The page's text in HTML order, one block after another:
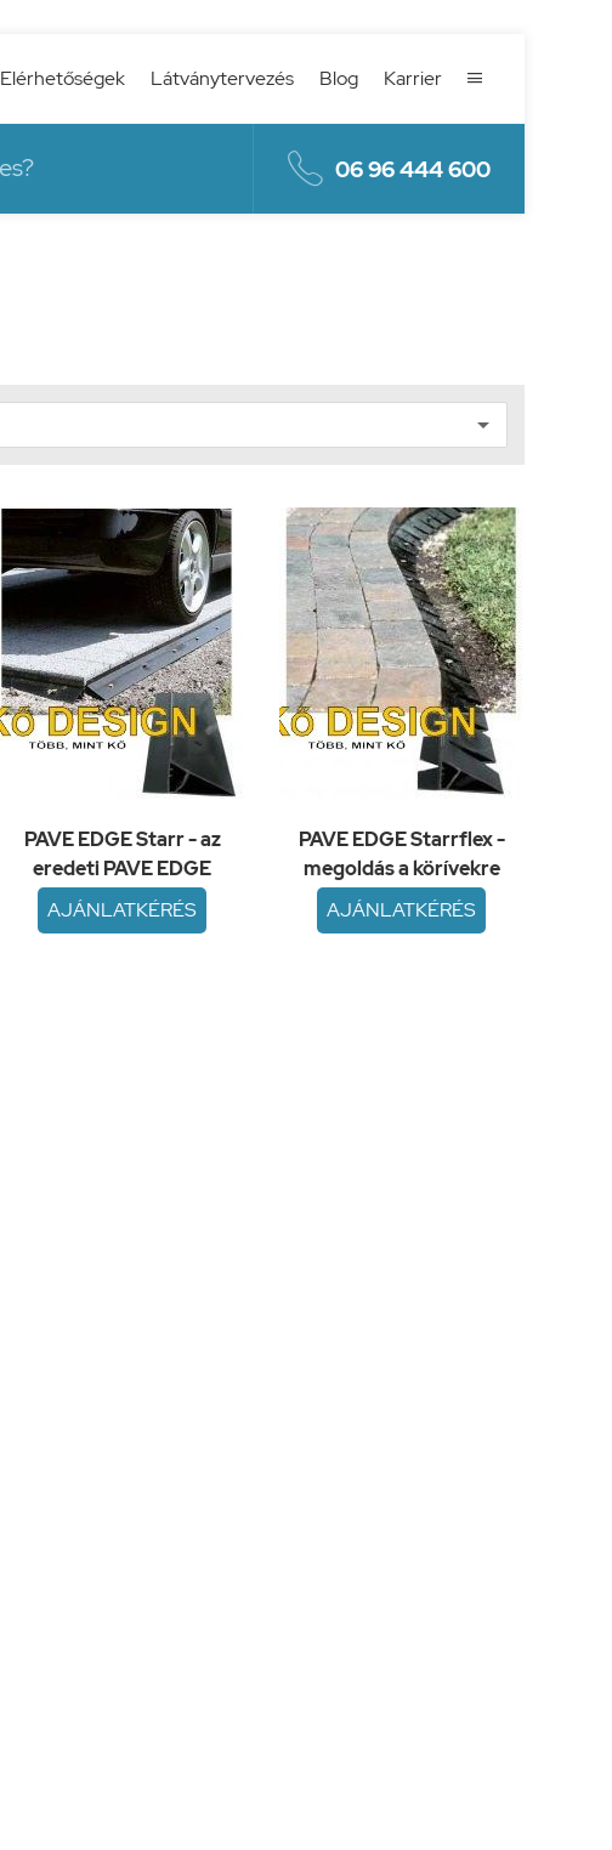
Elérhetőségek Látványtervezés Blog Karrier 
 06 96 444 600
PAVE EDGE Starr - az
eredeti PAVE EDGE
AJÁNLATKÉRÉS
PAVE EDGE Starrflex -
megoldás a körívekre
AJÁNLATKÉRÉS